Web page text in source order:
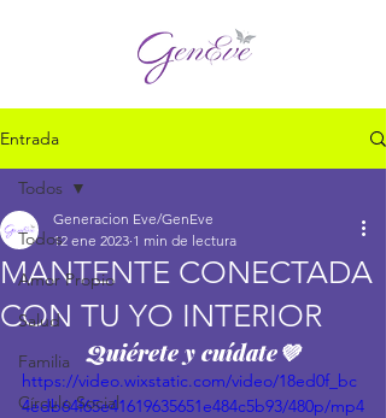
Entrada
Todos
Amor Propio
Salud
Familia
Círculo Social
Todos
MANTENTE CONECTADA
CON TU YO INTERIOR
Generacion Eve/GenEve
12 ene 2023 1 min de lectura
Quiérete y cuídate💜
https://video.wixstatic.com/video/18ed0f_bc
4edb64f65e41619635651e484c5b93/480p/mp4